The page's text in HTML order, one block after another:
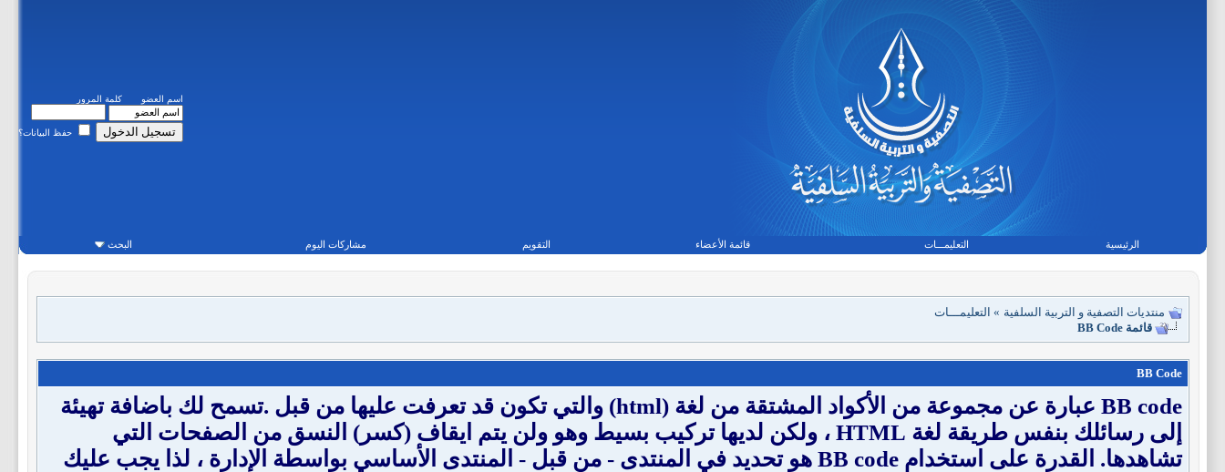
اسم العضو كلمة المرور
حفظ البيانات؟
الرئيسية التعليمـــات قائمة الأعضاء التقويم مشاركات اليوم البحث
منتديات التصفية و التربية السلفية » التعليمـــات
قائمة BB Code
BB Code
BB code عبارة عن مجموعة من الأكواد المشتقة من لغة (html) والتي تكون قد تعرفت عليها من قبل .تسمح لك باضافة تهيئة
إلى رسائلك بنفس طريقة لغة HTML ، ولكن لديها تركيب بسيط وهو ولن يتم ايقاف (كسر) النسق من الصفحات التي
تشاهدها. القدرة على استخدام BB code هو تحديد في المنتدى - من قبل - المنتدى الأساسي بواسطة الإدارة ، لذا يجب عليك